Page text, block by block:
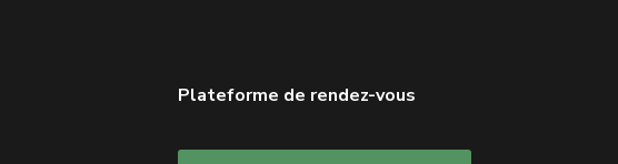
Plateforme de rendez-vous